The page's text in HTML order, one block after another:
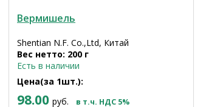
Вермишель
Shentian N.F. Co.,Ltd, Китай
Вес нетто: 200 г
Есть в наличии
Цена(за 1шт.):
98.00 руб. в т.ч. НДС 5%